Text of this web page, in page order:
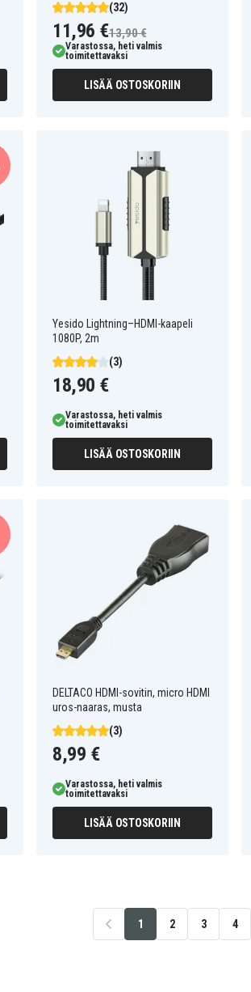
(32)
11,96 €13,90 €
Varastossa, heti valmis
toimitettavaksi
LISÄÄ OSTOSKORIIN
Yesido Lightning–HDMI-kaapeli
1080P, 2m
(3)
18,90 €
Varastossa, heti valmis
toimitettavaksi
LISÄÄ OSTOSKORIIN
DELTACO HDMI-sovitin, micro HDMI
uros-naaras, musta
(3)
8,99 €
Varastossa, heti valmis
toimitettavaksi
LISÄÄ OSTOSKORIIN
1 2 3 4